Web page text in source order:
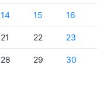
14 15 16
21 22 23
28 29 30